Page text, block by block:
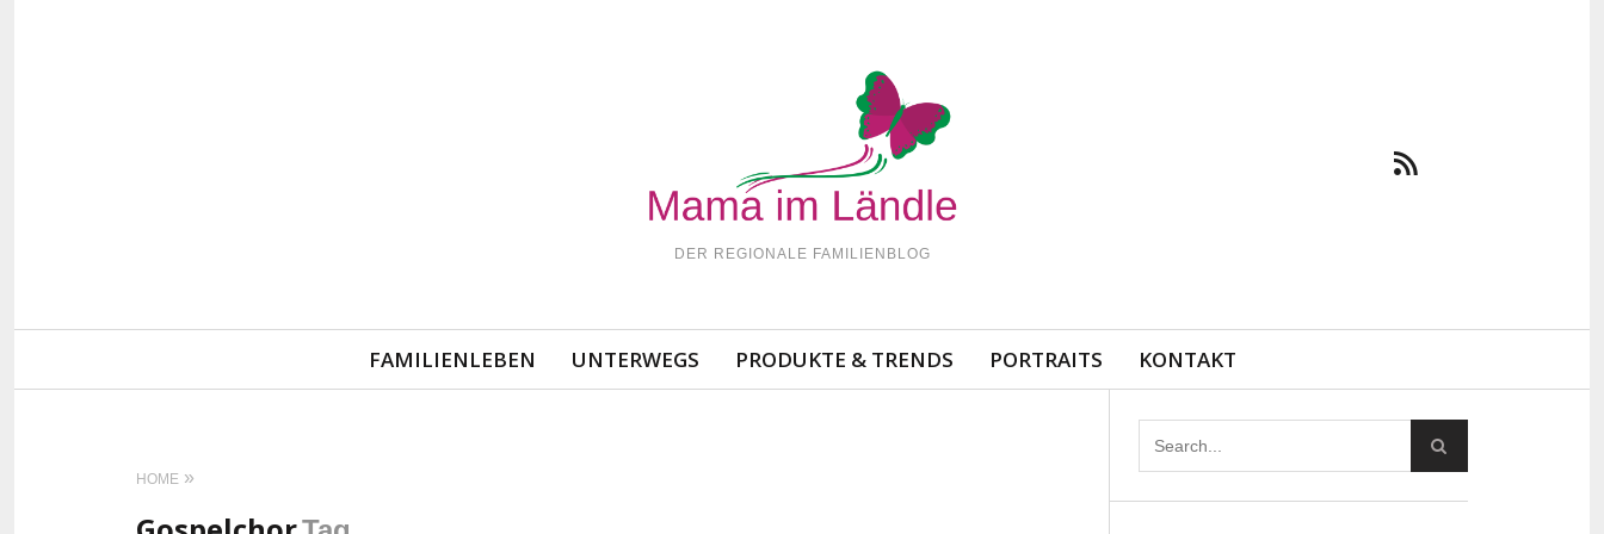
DER REGIONALE FAMILIENBLOG
Navigation
FAMILIENLEBEN UNTERWEGS PRODUKTE & TRENDS PORTRAITS KONTAKT
HOME